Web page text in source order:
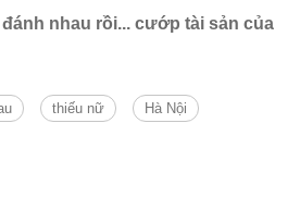
nhau rồi... cướp tài sản của
thiếu nữ Hà Nội